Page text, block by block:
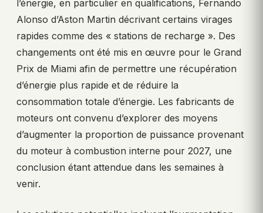
l’énergie, en particulier en qualifications, Fernando
Alonso d’Aston Martin décrivant certains virages
rapides comme des « stations de recharge ». Des
changements ont été mis en œuvre pour le Grand
Prix de Miami afin de permettre une récupération
d’énergie plus rapide et de réduire la
consommation totale d’énergie. Les fabricants de
moteurs ont convenu d’explorer des moyens
d’augmenter la proportion de puissance provenant
du moteur à combustion interne pour 2027, une
conclusion étant attendue dans les semaines à
venir.